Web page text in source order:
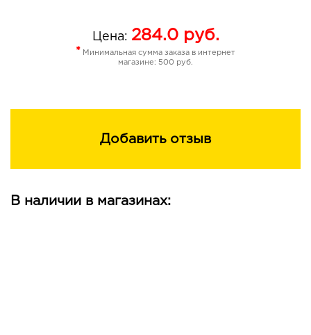
Цена: 284.0руб.
* Минимальная сумма заказа в интернет
магазине: 500 руб.
Добавить отзыв
В наличии в магазинах: